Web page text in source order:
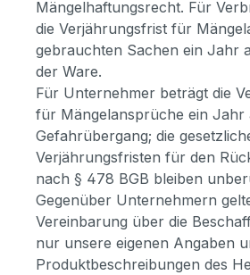
Mängelhaftungsrecht. Für
die Verjährungsfrist für
gebrauchten Sachen ein Jahr
der Ware.
Für Unternehmer beträgt die
für Mängelansprüche ein Jahr
Gefahrübergang; die
Verjährungsfristen für den
nach § 478 BGB bleiben
Gegenüber Unternehmern
Vereinbarung über die
nur unsere eigenen Angaben
Produktbeschreibungen des